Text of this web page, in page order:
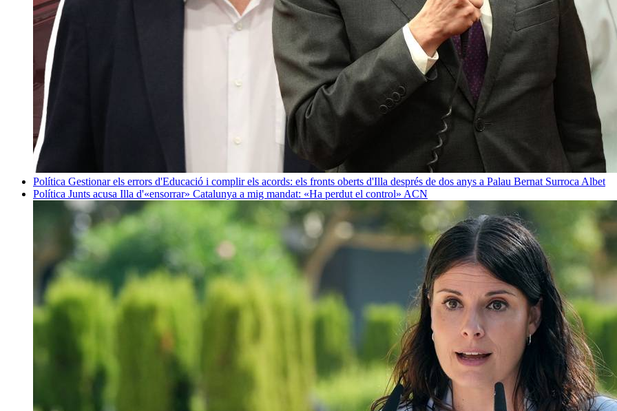
Política Gestionar els errors d'Educació i complir els acords: els fronts oberts d'Illa després de dos anys a Palau Bernat Surroca Albet
Política Junts acusa Illa d'«ensorrar» Catalunya a mig mandat: «Ha perdut el control» ACN